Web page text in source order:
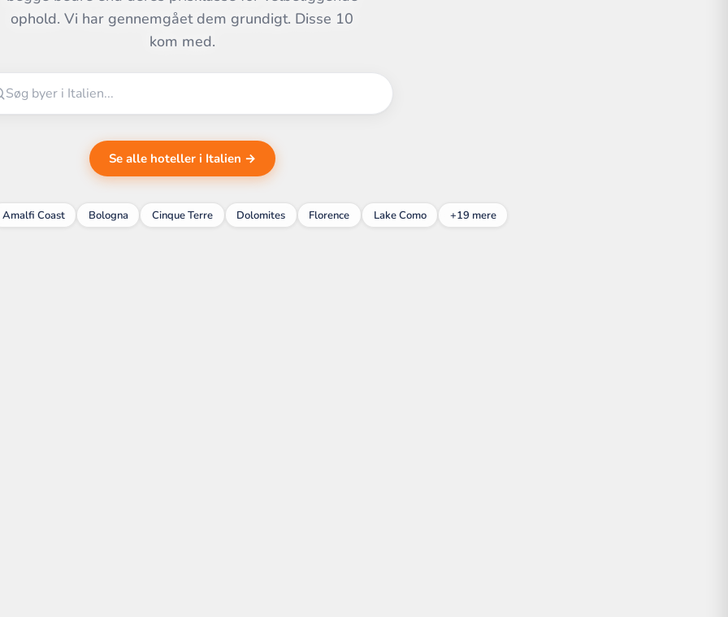
CARTO
ophold. Vi har gennemgået dem grundigt. Disse 10
kom med.
Se alle hoteller i Italien →
Amalfi Coast Bologna Cinque Terre Dolomites Florence Lake Como +19 mere